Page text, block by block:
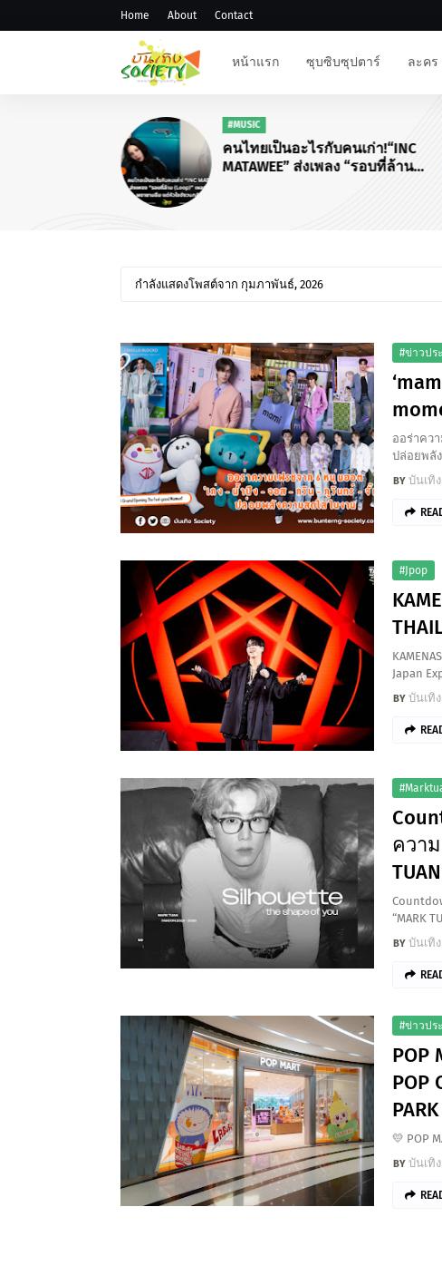
Home About Contact
หน้าแรก ซุบซิบซุปตาร์ ละคร
#MUSIC
คนไทยเป็นอะไรกับคนเก่า!“INC
MATAWEE” ส่งเพลง “รอบที่ล้าน
กำลังแสดงโพสต์จาก กุมภาพันธ์, 2026
#ข่าวปร
ออร่าคว
ปล่อยพลั
บันเทิ
#jpop
Japan
บันเทิ
ควา
“MARK
บันเทิ
#ข่าวปร
POP
POP
PARK
💛 POP
บันเทิ